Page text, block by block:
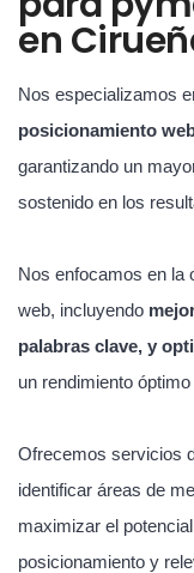
en
Nos especializamos
posicionamiento
garantizando un
sostenido en los
Nos enfocamos en la
web, incluyendo
palabras clave, y
un rendimiento
Ofrecemos servicios
identificar áreas de
maximizar el
posicionamiento y